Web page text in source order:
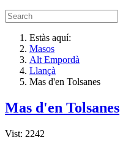
Estàs aquí:
Masos
Alt Empordà
Llançà
Mas d'en Tolsanes
Mas d'en Tolsanes
Vist: 2242